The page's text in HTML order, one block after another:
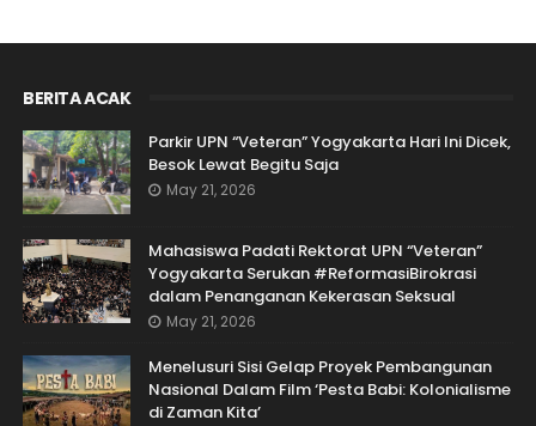
BERITA ACAK
Parkir UPN “Veteran” Yogyakarta Hari Ini Dicek,
Besok Lewat Begitu Saja
May 21, 2026
Mahasiswa Padati Rektorat UPN “Veteran”
Yogyakarta Serukan #ReformasiBirokrasi
dalam Penanganan Kekerasan Seksual
May 21, 2026
Menelusuri Sisi Gelap Proyek Pembangunan
Nasional Dalam Film ‘Pesta Babi: Kolonialisme
di Zaman Kita’